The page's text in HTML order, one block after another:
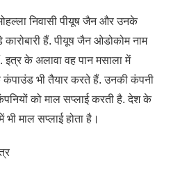
निवासी पीयूष जैन और उनके
हैं. पीयूष जैन ओडोकोम नाम
इत्र के अलावा वह पान मसाला में
भी तैयार करते हैं. उनकी कंपनी
को माल सप्लाई करती है. देश के
माल सप्लाई होता है।